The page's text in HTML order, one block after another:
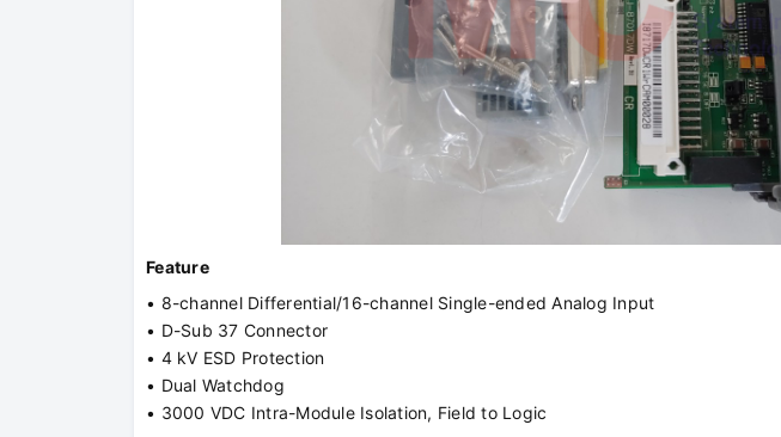
Feature
• 8-channel Differential/16-channel Single-ended Analog Input
• D-Sub 37 Connector
• 4 kV ESD Protection
• Dual Watchdog
• 3000 VDC Intra-Module Isolation, Field to Logic